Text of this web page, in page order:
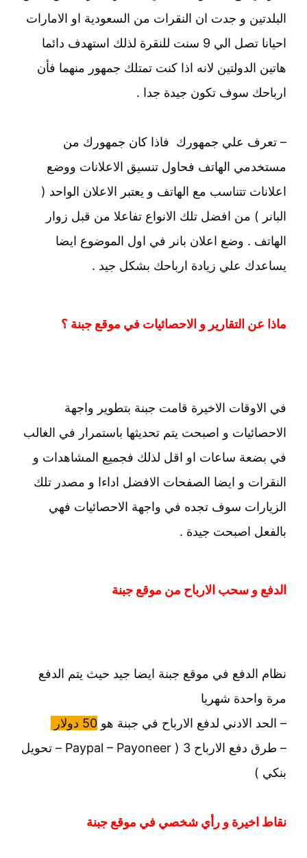
البلدتين و جدت ان النقرات من السعودية او الامارات
احيانا تصل الي 9 سنت للنقرة لذلك استهدف دائما
هاتين الدولتين لانه اذا كنت تمتلك جمهور منهما فأن
ارباحك سوف تكون جيدة جدا .
– تعرف علي جمهورك فاذا كان جمهورك من
مستخدمي الهاتف فحاول تنسيق الاعلانات ووضع
اعلانات تتناسب مع الهاتف و يعتبر الاعلان الواحد (
البانر ) من افضل تلك الانواع تفاعلا من قبل زوار
الهاتف . وضع اعلان بانر في اول الموضوع ايضا
يساعدك علي زيادة ارباحك بشكل جيد .
ماذا عن التقارير و الاحصائيات في موقع جبنة ؟
في الاوقات الاخيرة قامت جبنة بتطوير واجهة
الاحصائيات و اصبحت يتم تحديثها باستمرار في الغالب
في بضعة ساعات او اقل لذلك فجميع المشاهدات و
النقرات و ايضا الصفحات الافضل اداءا و مصدر تلك
الزيارات سوف تجده في واجهة الاحصائيات فهي
بالفعل اصبحت جيدة .
الدفع و سحب الارباح من موقع جبنة
نظام الدفع في موقع جبنة ايضا جيد حيث يتم الدفع
مرة واحدة شهريا
– الحد الادني لدفع الارباح في جبنة هو50 دولار
– طرق دفع الارباح 3 ( Paypal – Payoneer – تحويل
بنكي )
نقاط اخيرة و رأي شخصي في موقع جبنة